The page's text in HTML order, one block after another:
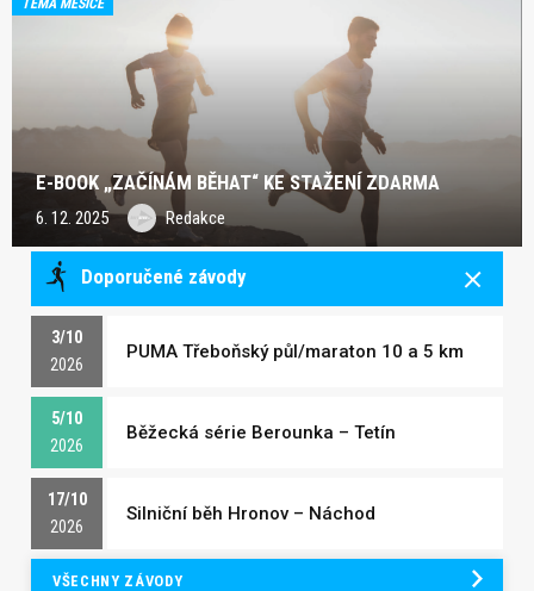
TÉMA MĚSÍCE
E-BOOK „ZAČÍNÁM BĚHAT“ KE STAŽENÍ ZDARMA
6. 12. 2025 Redakce
Doporučené závody
3/10
2026
PUMA Třeboňský půl/maraton 10 a 5 km
5/10
2026
Běžecká série Berounka – Tetín
17/10
2026
Silniční běh Hronov – Náchod
VŠECHNY ZÁVODY